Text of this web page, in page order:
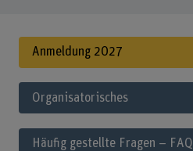
Anmeldung 2027
Organisatorisches
Häufig gestellte Fragen – FAQ